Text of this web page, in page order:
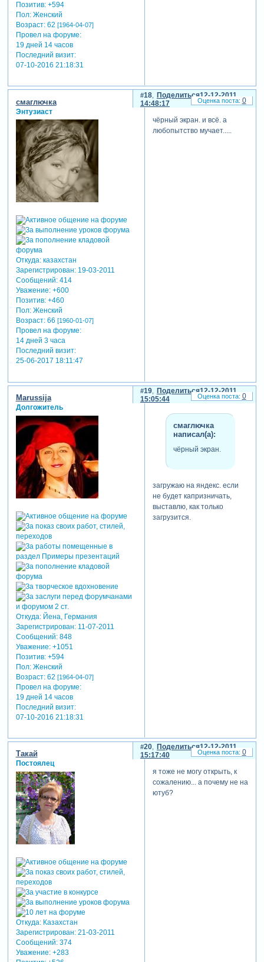
Позитив: +594
Пол:Женский
Возраст:62 [1964-04-07]
Провел на форуме:
19 дней 14 часов
Последний визит:
07-10-2016 21:18:31
Поделиться
18
12-12-2011
14:48:17
смаглючка
Энтузиаст
Откуда:казахстан
Зарегистрирован: 19-03-2011
Сообщений:414
Уважение: +600
Позитив: +460
Пол:Женский
Возраст:66 [1960-01-07]
Провел на форуме:
14 дней 3 часа
Последний визит:
25-06-2017 18:11:47
чёрный экран. и всё. а
любопытство мучает.....
0
Поделиться
19
12-12-2011
15:05:44
Marussija
Долгожитель
Откуда:Йена, Германия
Зарегистрирован: 11-07-2011
Сообщений:848
Уважение: +1051
Позитив: +594
Пол:Женский
Возраст:62 [1964-04-07]
Провел на форуме:
19 дней 14 часов
Последний визит:
07-10-2016 21:18:31
смаглючка
написал(а):
чёрный экран.
загружаю на яндекс. если
не будет капризничать,
выставлю, как только
загрузится.
0
Поделиться
20
12-12-2011
15:17:40
Такай
Постоялец
Откуда:Казахстан
Зарегистрирован: 21-03-2011
Сообщений:374
Уважение: +283
я тоже не могу открыть, к
сожалению... а почему не на
ютуб?
0